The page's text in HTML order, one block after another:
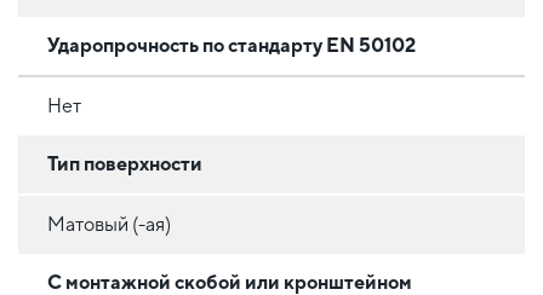
Ударопрочность по стандарту EN 50102
Нет
Тип поверхности
Матовый (-ая)
С монтажной скобой или кронштейном